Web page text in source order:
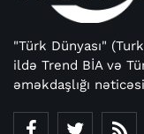
"Türk Dünyası"
ildə Trend BİA və
əməkdaşlığı